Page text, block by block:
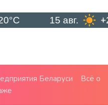
+25°C
Беларуси
Всё о